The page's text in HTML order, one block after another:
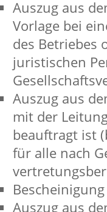
Auszug aus
Vorlage bei
des Betriebes
juristischen
Auszug aus
mit der
beauftragt ist
für alle nach
Auszug aus